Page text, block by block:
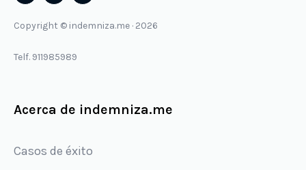
on
on
Copyright © indemniza.me · 2026
Telf. 911985989
Acerca de indemniza.me
Casos de éxito